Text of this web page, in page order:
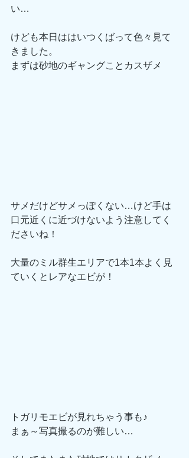
い…
けども本日ははいつくばって色々見て
きました。
まずは砂地のギャングことカスザメ
サメだけどサメっぽくない…けど手は
口元近くに近づけないよう注意してく
ださいね！
大量のミル群生エリアで1本1本よく見
ていくとレアなエビが！
トガリモエビが見れちゃう事も♪
まぁ～写真撮るのが難しい…